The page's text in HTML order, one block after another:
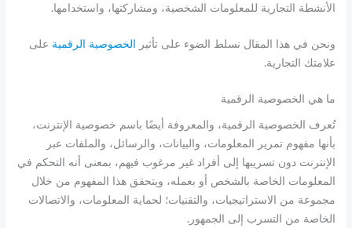
الأنشطة التجارية للمعلومات الشخصية، ومشاركتها، واستخدامها.
ونحن في هذا المقال نسلط الضوء على تأثير الخصوصية الرقمية على
علامتك التجارية.
ما هي الخصوصية الرقمية
تُعرف الخصوصية الرقمية، والمعروفة أيضًا باسم خصوصية الإنترنت،
بأنها مفهوم تمرير المعلومات، والبيانات، والرسائل، والملفات عبر
الإنترنت دون تسريبها إلى أفراد غير مرغوب فيهم، بمعنى أنه التحكم في
المعلومات الخاصة بالشخص أو بعمله، ويتحقق هذا المفهوم من خلال
مجموعة من الاستراتيجيات، والتقنيات؛ لحماية المعلومات، والاتصالات
الخاصة من التسرب إلى الجمهور.